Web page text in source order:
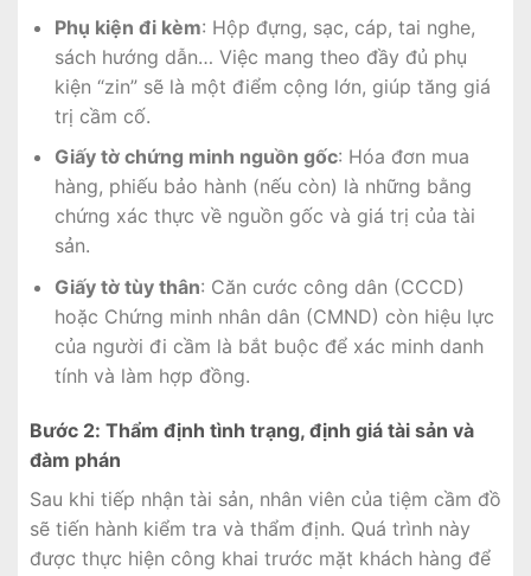
Phụ kiện đi kèm: Hộp đựng, sạc, cáp, tai nghe,
sách hướng dẫn… Việc mang theo đầy đủ phụ
kiện “zin” sẽ là một điểm cộng lớn, giúp tăng giá
trị cầm cố.
Giấy tờ chứng minh nguồn gốc: Hóa đơn mua
hàng, phiếu bảo hành (nếu còn) là những bằng
chứng xác thực về nguồn gốc và giá trị của tài
sản.
Giấy tờ tùy thân: Căn cước công dân (CCCD)
hoặc Chứng minh nhân dân (CMND) còn hiệu lực
của người đi cầm là bắt buộc để xác minh danh
tính và làm hợp đồng.
Bước 2: Thẩm định tình trạng, định giá tài sản và
đàm phán
Sau khi tiếp nhận tài sản, nhân viên của tiệm cầm đồ
sẽ tiến hành kiểm tra và thẩm định. Quá trình này
được thực hiện công khai trước mặt khách hàng để